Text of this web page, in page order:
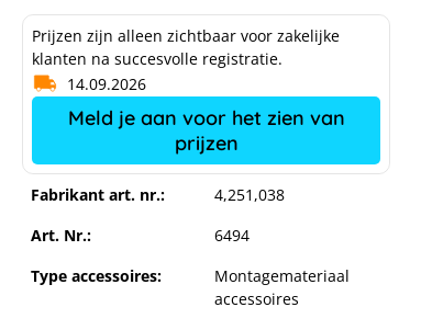
Fabrikant art. nr.:
4,251,038
Art. Nr.:
6494
Type accessoires:
Montagemateriaal
accessoires
Prijzen zijn alleen zichtbaar voor zakelijke
klanten na succesvolle registratie.
14.09.2026
Meld je aan voor het zien van
prijzen